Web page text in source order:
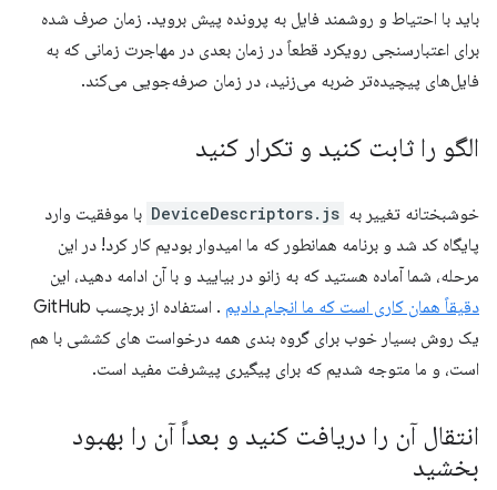
باید با احتیاط و روشمند فایل به پرونده پیش بروید. زمان صرف شده
برای اعتبارسنجی رویکرد قطعاً در زمان بعدی در مهاجرت زمانی که به
فایل‌های پیچیده‌تر ضربه می‌زنید، در زمان صرفه‌جویی می‌کند.
الگو را ثابت کنید و تکرار کنید
خوشبختانه تغییر به DeviceDescriptors.js با موفقیت وارد
پایگاه کد شد و برنامه همانطور که ما امیدوار بودیم کار کرد! در این
مرحله، شما آماده هستید که به زانو در بیایید و با آن ادامه دهید، این
دقیقاً همان کاری است که ما انجام دادیم
. استفاده از برچسب GitHub
یک روش بسیار خوب برای گروه بندی همه درخواست های کششی با هم
است، و ما متوجه شدیم که برای پیگیری پیشرفت مفید است.
انتقال آن را دریافت کنید و بعداً آن را بهبود
بخشید